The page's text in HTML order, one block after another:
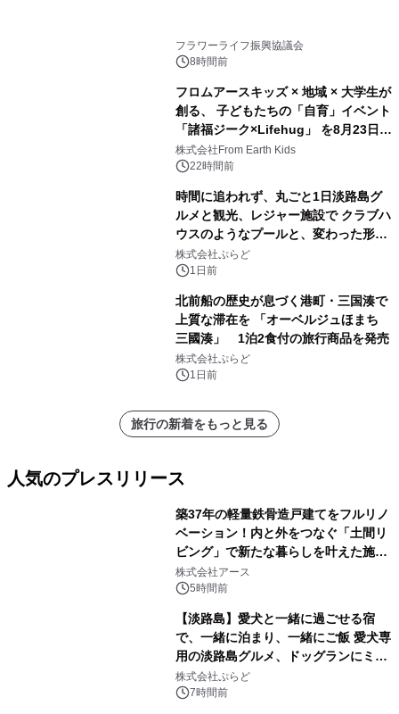
フラワーライフ振興協議会
8時間前
フロムアースキッズ × 地域 × 大学生が
創る、 子どもたちの「自育」イベント
「諸福ジーク×Lifehug」 を8月23日
(日)開催
株式会社From Earth Kids
22時間前
時間に追われず、丸ごと1日淡路島グ
ルメと観光、レジャー施設で クラブハ
ウスのようなプールと、変わった形の
サウナも 「THE BOXY AWAJI」のお
得な素泊まり連泊プランで
株式会社ぷらど
1日前
北前船の歴史が息づく港町・三国湊で
上質な滞在を 「オーベルジュほまち
三國湊」 1泊2食付の旅行商品を発売
株式会社ぷらど
1日前
旅行の新着をもっと見る
人気のプレスリリース
築37年の軽量鉄骨造戸建てをフルリノ
ベーション！内と外をつなぐ「土間リ
ビング」で新たな暮らしを叶えた施工
事例を株式会社アースが公開
株式会社アース
5時間前
【淡路島】愛犬と一緒に過ごせる宿
で、一緒に泊まり、一緒にご飯 愛犬専
用の淡路島グルメ、ドッグランにミニ
プール グランピングとトレーラーハウ
スの2施設で
株式会社ぷらど
7時間前